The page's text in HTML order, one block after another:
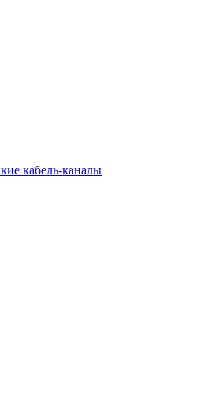
кабель-каналы